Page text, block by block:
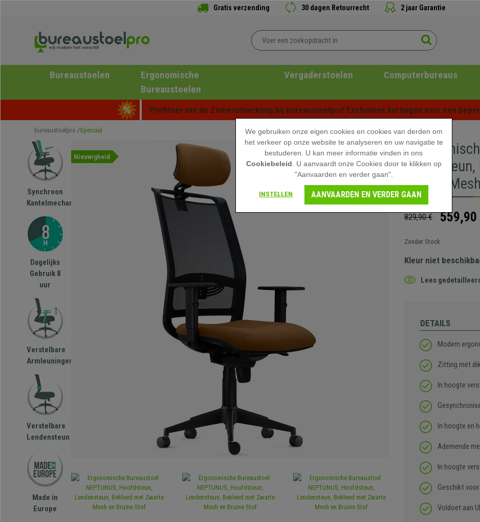
Gratis verzending 30 dagen Retourrecht 2 jaar Garantie
Bureaustoelen
Ergonomische
Bureaustoelen
Vergaderstoelen Computerbureaus
Profiteer van de Zomeruitverkoop bij bureaustoelpro! Exclusieve kortingen voor een
bureaustoelpro Speciaal
Synchroon
Kantelmechanisme
Dagelijks
Gebruik 8
uur
Verstelbare
Armleuningen
Verstelbare
Lendensteun
Made in
Europe
Nieuwigheid
Hoofdsteun,
Zwarte
829,90 € 559,90
Zonder Stock
Kleur niet
Lees
DETAILS
Modern
Zitting met
In hoogte
In hoogte en
Ademende
In hoogte
Geschikt
Voldoet aan
We gebruiken onze eigen cookies en cookies van derden om
het verkeer op onze website te analyseren en uw navigatie te
bestuderen. U kan meer informatie vinden in ons
Cookiebeleid . U aanvaardt onze Cookies door te klikken op
"Aanvaarden en verder gaan".
INSTELLEN AANVAARDEN EN VERDER GAAN